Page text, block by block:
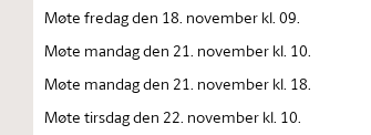
Møte fredag den 18. november kl. 09.
Møte mandag den 21. november kl. 10.
Møte mandag den 21. november kl. 18.
Møte tirsdag den 22. november kl. 10.